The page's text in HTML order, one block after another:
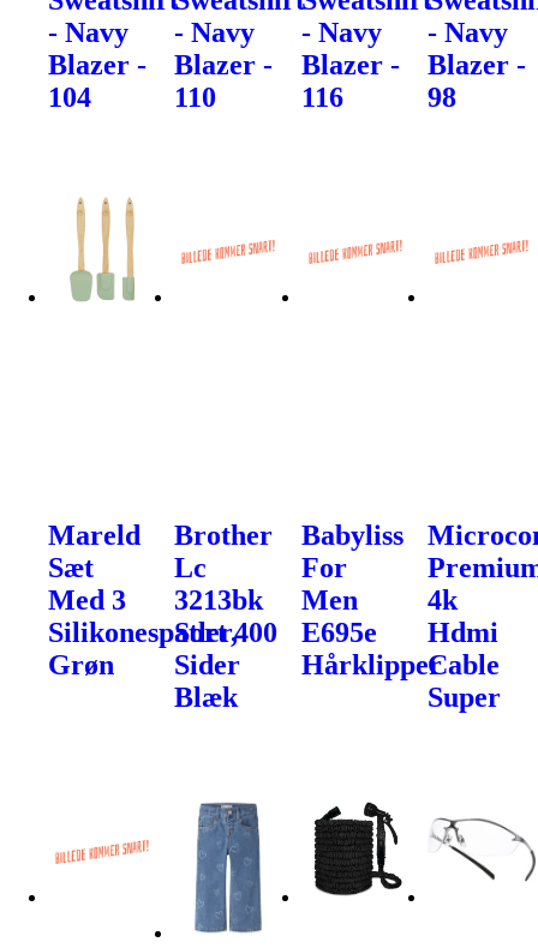
- Navy
Blazer -
104
- Navy
Blazer -
110
- Navy
Blazer -
116
- Navy
Blazer -
98
Mareld
Sæt
Med 3
Silikonespatler,
Grøn
Brother
Lc
3213bk
Sort 400
Sider
Blæk
Babyliss
For
Men
E695e
Hårklipper
4k
Hdmi
Cable
Super